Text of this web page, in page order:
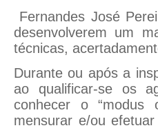
Fernandes José
desenvolverem um
técnicas,
Durante ou após a
ao qualificar-se os
conhecer o “modus
mensurar e/ou